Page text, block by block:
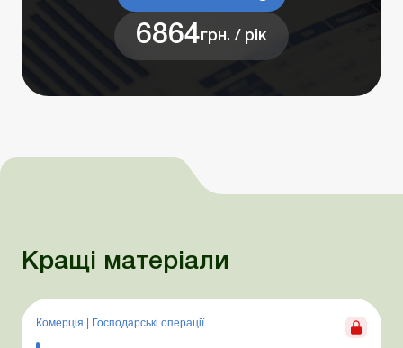
6864грн. / рік
Кращі матеріали
Комерція Господарські операції